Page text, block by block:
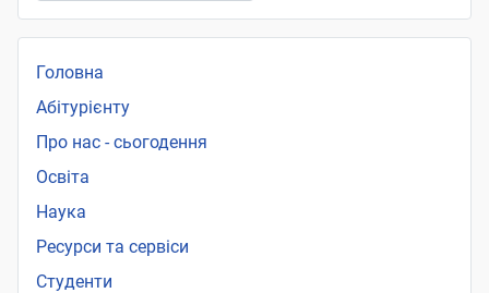
Головна
Абітурієнту
Про нас - сьогодення
Освіта
Наука
Ресурси та сервіси
Студенти